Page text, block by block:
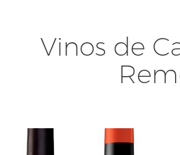
Vinos de